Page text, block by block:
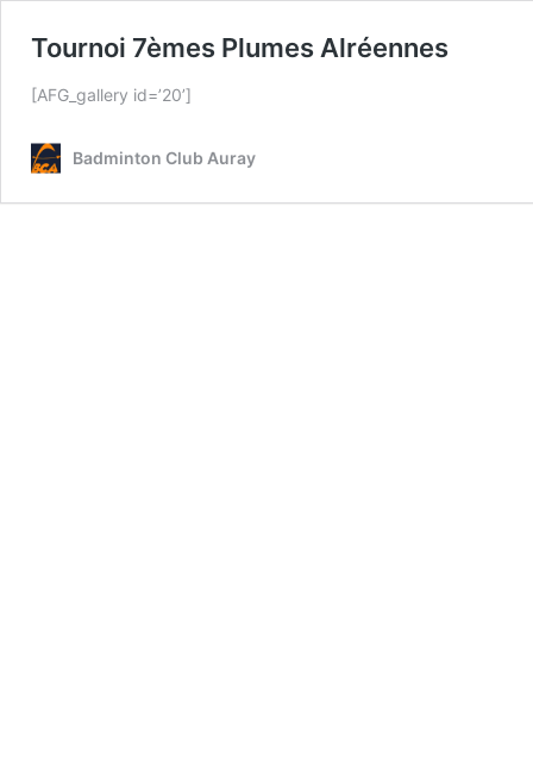
Tournoi 7èmes Plumes Alréennes
[AFG_gallery id=’20’]
Badminton Club Auray